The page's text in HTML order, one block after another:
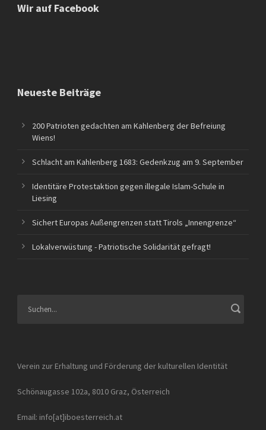
Wir auf Facebook
Neueste Beiträge
200 Patrioten gedachten am Kahlenberg der Befreiung
Wiens!
Schlacht am Kahlenberg 1683: Gedenkzug am 9. September
Identitäre Protestaktion gegen illegale Islam-Schule in
Liesing
Sichert Europas Außengrenzen statt Tirols „Innengrenze“
Lokalverwüstung - Patriotische Solidarität gefragt!
Verein zur Erhaltung und Förderung der kulturellen Identität
Schönaugasse 102a, 8010 Graz, Österreich
Email: info[at]iboesterreich.at